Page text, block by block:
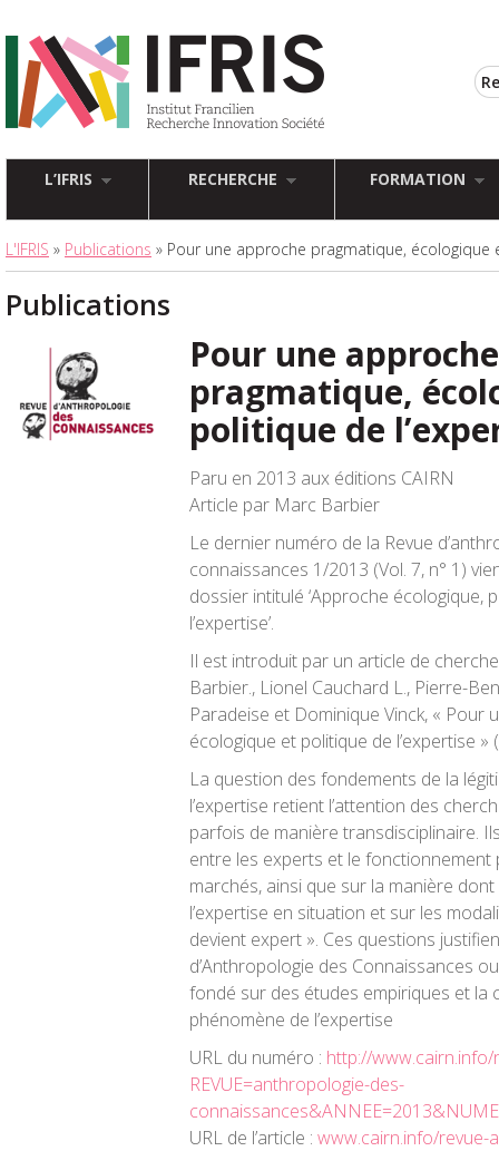
L’IFRIS RECHERCHE FORMATION
L'IFRIS » Publications » Pour une approche pragmatique, écologique
Publications
Pour une approche
pragmatique,
politique de
Paru en 2013 aux éditions CAIRN
Article par Marc Barbier
Le dernier numéro de la Revue
connaissances 1/2013 (Vol. 7, n° 1)
dossier intitulé ‘Approche écologique,
l’expertise’.
Il est introduit par un article de
Barbier., Lionel Cauchard L., Pierre-
Paradeise et Dominique Vinck, « Pour
écologique et politique de l’expertise »
La question des fondements de la
l’expertise retient l’attention des
parfois de manière transdisciplinaire.
entre les experts et le fonctionnement
marchés, ainsi que sur la manière
l’expertise en situation et sur les
devient expert ». Ces questions
d’Anthropologie des Connaissances
fondé sur des études empiriques et la
phénomène de l’expertise
URL du numéro : http://www.cairn.info/
REVUE=anthropologie-des-
URL de l’article : www.cairn.info/revue-